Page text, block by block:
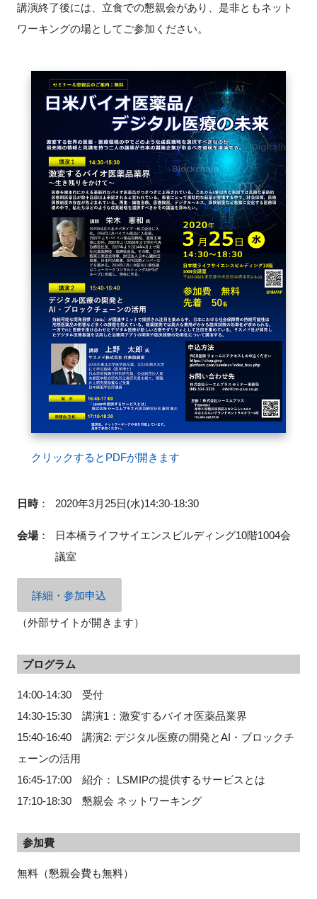
施設・アクセス
FAQ
イベントお知らせメール登録
閉じる
講演終了後には、立食での懇親会があり、是非ともネット
ワーキングの場としてご参加ください。
クリックするとPDFが開きます
日時： 2020年3月25日(水)14:30-18:30
会場：
日本橋ライフサイエンスビルディング10階1004会
議室
詳細・参加申込
（外部サイトが開きます）
プログラム
14:00-14:30 受付
14:30-15:30 講演1：激変するバイオ医薬品業界
15:40-16:40 講演2: デジタル医療の開発とAI・ブロックチ
ェーンの活用
16:45-17:00 紹介： LSMIPの提供するサービスとは
17:10-18:30 懇親会 ネットワーキング
参加費
無料（懇親会費も無料）